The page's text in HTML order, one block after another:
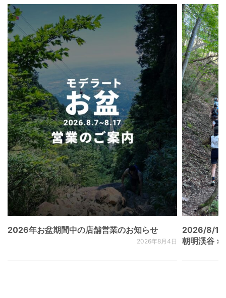
2026年お盆期間中の店舗営業のお知らせ
2026年8月4日
2026/8/
朝明渓谷 ×